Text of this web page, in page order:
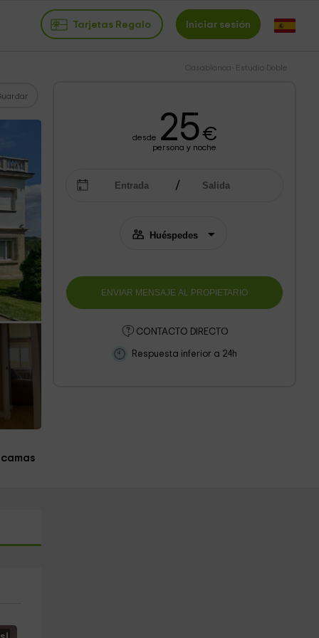
Tarjetas Regalo Iniciar sesión
Casablanca- Estudio Doble
desde 25€
persona y noche
CONTACTO DIRECTO
Respuesta inferior a 24h
camas